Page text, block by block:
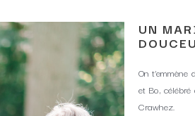
UN
On
et Bo,
Crawhez.